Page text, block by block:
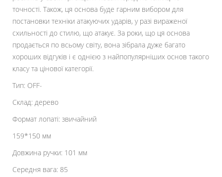
точності. Також, ця основа буде гарним вибором для
постановки техніки атакуючих ударів, у разі вираженої
схильності до стилю, що атакує. За роки, що ця основа
продається по всьому світу, вона зібрала дуже багато
хороших відгуків і є однією з найпопулярніших основ такого
класу та цінової категорії.
Тип: OFF-
Склад: дерево
Формат лопаті: звичайний
159*150 мм
Довжина ручки: 101 мм
Середня вага: 85